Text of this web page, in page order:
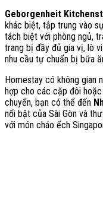
Geborgenheit
khác biệt, tập trung vào
tách biệt với phòng ngủ,
trang bị đầy đủ gia vị, lò
nhu cầu tự chuẩn bị bữa
Homestay có không gian
hợp cho các cặp đôi
chuyển, bạn có thể đến
nổi bật của Sài Gòn và
với món cháo ếch